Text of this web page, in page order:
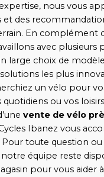
nous vous
et des
En complément
avec plusieurs
large choix de
solutions les plus
un vélo pour
quotidiens ou vos
vente de vélo
Ibanez vous
Pour toute question
notre équipe reste
pour vous aider